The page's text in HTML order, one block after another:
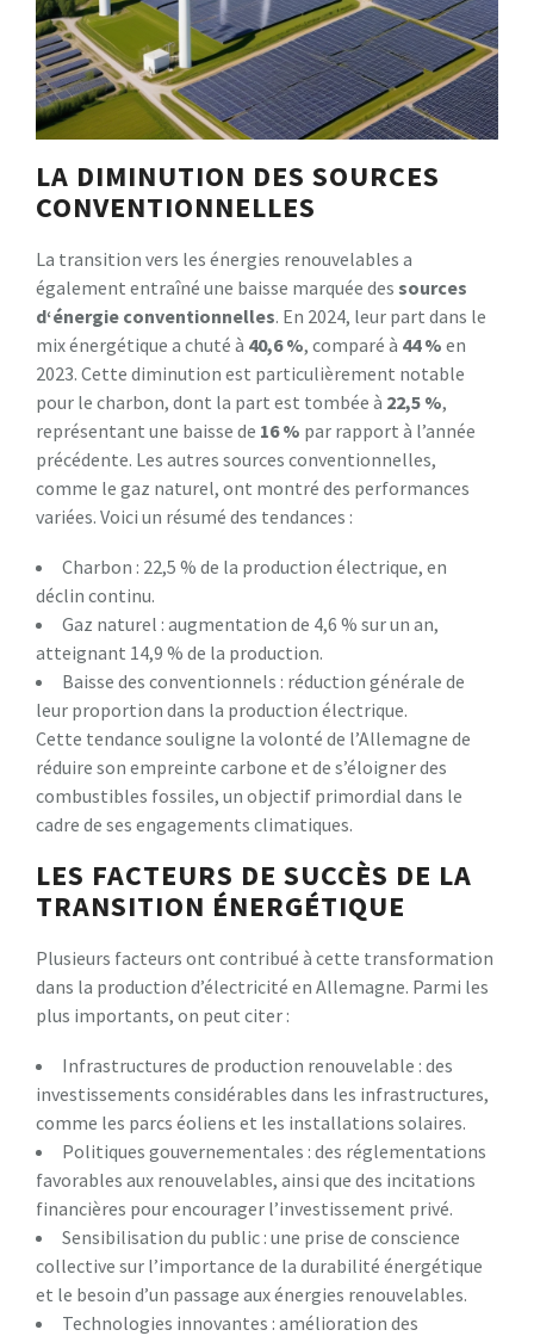
LA DIMINUTION DES SOURCES
CONVENTIONNELLES
La transition vers les énergies renouvelables a
également entraîné une baisse marquée des sources
d‘énergie conventionnelles. En 2024, leur part dans le
mix énergétique a chuté à 40,6 %, comparé à 44 % en
2023. Cette diminution est particulièrement notable
pour le charbon, dont la part est tombée à 22,5 %,
représentant une baisse de 16 % par rapport à l’année
précédente. Les autres sources conventionnelles,
comme le gaz naturel, ont montré des performances
variées. Voici un résumé des tendances :
Charbon : 22,5 % de la production électrique, en
déclin continu.
Gaz naturel : augmentation de 4,6 % sur un an,
atteignant 14,9 % de la production.
Baisse des conventionnels : réduction générale de
leur proportion dans la production électrique.
Cette tendance souligne la volonté de l’Allemagne de
réduire son empreinte carbone et de s’éloigner des
combustibles fossiles, un objectif primordial dans le
cadre de ses engagements climatiques.
LES FACTEURS DE SUCCÈS DE LA
TRANSITION ÉNERGÉTIQUE
Plusieurs facteurs ont contribué à cette transformation
dans la production d’électricité en Allemagne. Parmi les
plus importants, on peut citer :
Infrastructures de production renouvelable : des
investissements considérables dans les infrastructures,
comme les parcs éoliens et les installations solaires.
Politiques gouvernementales : des réglementations
favorables aux renouvelables, ainsi que des incitations
financières pour encourager l’investissement privé.
Sensibilisation du public : une prise de conscience
collective sur l’importance de la durabilité énergétique
et le besoin d’un passage aux énergies renouvelables.
Technologies innovantes : amélioration des